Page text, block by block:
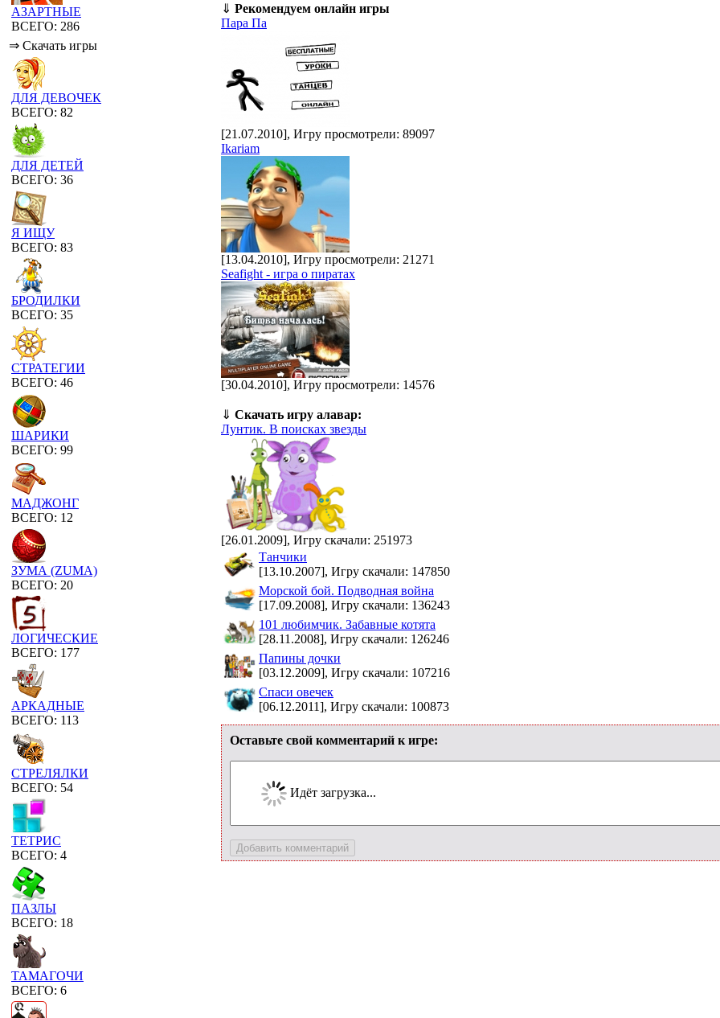
АЗАРТНЫЕ
ВСЕГО: 286
⇒ Скачать игры
ДЛЯ ДЕВОЧЕК
ВСЕГО: 82
ДЛЯ ДЕТЕЙ
ВСЕГО: 36
Я ИЩУ
ВСЕГО: 83
БРОДИЛКИ
ВСЕГО: 35
СТРАТЕГИИ
ВСЕГО: 46
ШАРИКИ
ВСЕГО: 99
МАДЖОНГ
ВСЕГО: 12
ЗУМА (ZUMA)
ВСЕГО: 20
ЛОГИЧЕСКИЕ
ВСЕГО: 177
АРКАДНЫЕ
ВСЕГО: 113
СТРЕЛЯЛКИ
ВСЕГО: 54
ТЕТРИС
ВСЕГО: 4
ПАЗЛЫ
ВСЕГО: 18
ТАМАГОЧИ
ВСЕГО: 6
⇓ Рекомендуем онлайн игры
Пара Па
[21.07.2010], Игру просмотрели: 89097
Ikariam
[13.04.2010], Игру просмотрели: 21271
Seafight - игра о пиратах
[30.04.2010], Игру просмотрели: 14576
⇓ Скачать игру алавар:
Лунтик. В поисках звезды
[26.01.2009], Игру скачали: 251973
Танчики
[13.10.2007], Игру скачали: 147850
Морской бой. Подводная война
[17.09.2008], Игру скачали: 136243
101 любимчик. Забавные котята
[28.11.2008], Игру скачали: 126246
Папины дочки
[03.12.2009], Игру скачали: 107216
Спаси овечек
[06.12.2011], Игру скачали: 100873
Оставьте свой комментарий к игре:
Идёт загрузка...